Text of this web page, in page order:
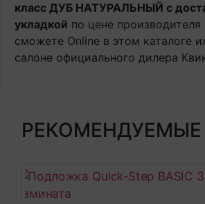
класс ДУБ НАТУРАЛЬНЫЙ с
укладкой по цене производителя
сможете Online в этом каталоге
салоне официального дилера